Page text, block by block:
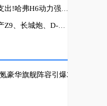
弗H6动力强劲又省油
、D-MAX 3.0T怎么选？